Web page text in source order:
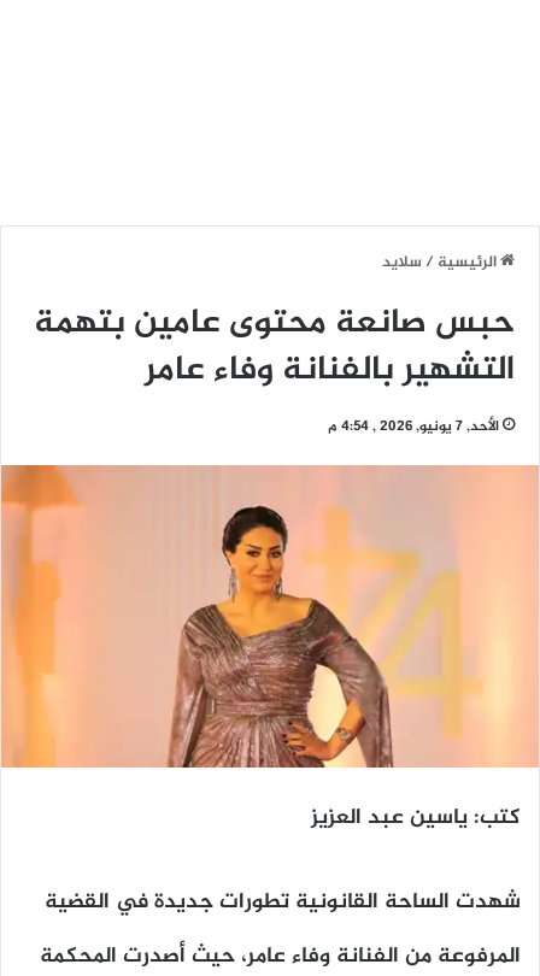
الرئيسية/ سلايد
حبس صانعة محتوى عامين بتهمة
التشهير بالفنانة وفاء عامر
الأحد, 7 يونيو, 2026 , 4:54 م
كتب: ياسين عبد العزيز
شهدت الساحة القانونية تطورات جديدة في القضية
المرفوعة من الفنانة وفاء عامر، حيث أصدرت المحكمة